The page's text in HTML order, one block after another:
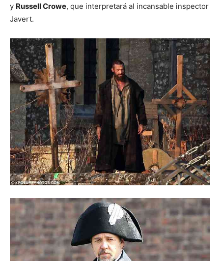
y Russell Crowe, que interpretará al incansable inspector
Javert.